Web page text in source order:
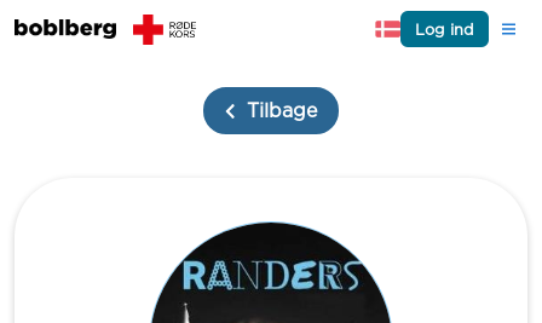
Log ind
Tilbage